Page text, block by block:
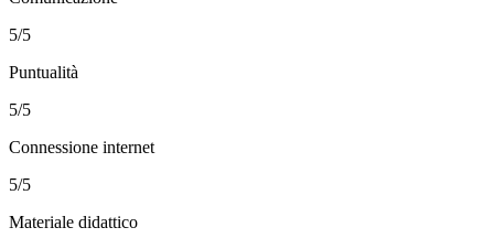
5/5
Puntualità
5/5
Connessione internet
5/5
Materiale didattico